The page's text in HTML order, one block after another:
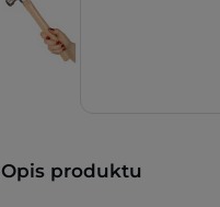
Opis produktu